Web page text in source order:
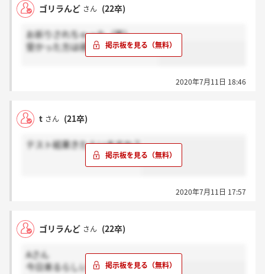
ゴリラんど さん (22卒)
お祈りされちゃった（笑）
受かった方は頑張ってください！
2020年7月11日 18:46
t さん (21卒)
テスト結果きた人いますか？
2020年7月11日 17:57
ゴリラんど さん (22卒)
Aさん
今日来るらしいですよ